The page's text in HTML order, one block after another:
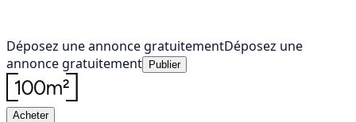
Déposez une annonce gratuitementDéposez une
annonce gratuitement
Publier
Acheter